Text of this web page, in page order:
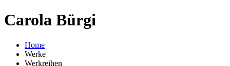
Carola Bürgi
Home
Werke
Werkreihen